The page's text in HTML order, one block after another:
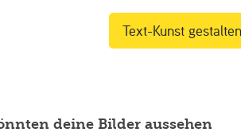
Text-Kunst gestalten
deine Bilder aussehen